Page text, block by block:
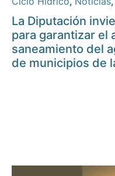
La Diputación
para garantizar el
saneamiento del
de municipios de